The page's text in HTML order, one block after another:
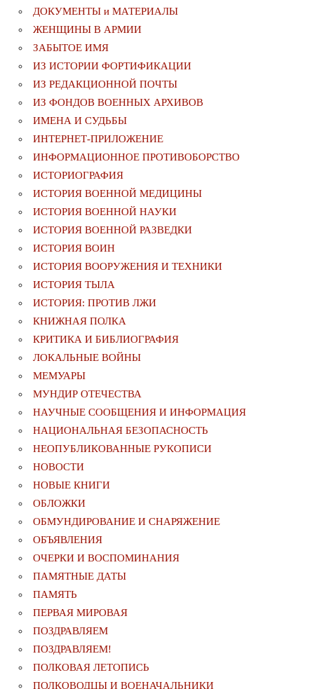
ДОКУМЕНТЫ и МАТЕРИАЛЫ
ЖЕНЩИНЫ В АРМИИ
ЗАБЫТОЕ ИМЯ
ИЗ ИСТОРИИ ФОРТИФИКАЦИИ
ИЗ РЕДАКЦИОННОЙ ПОЧТЫ
ИЗ ФОНДОВ ВОЕННЫХ АРХИВОВ
ИМЕНА И СУДЬБЫ
ИНТЕРНЕТ-ПРИЛОЖЕНИЕ
ИНФОРМАЦИОННОЕ ПРОТИВОБОРСТВО
ИСТОРИОГРАФИЯ
ИСТОРИЯ ВОЕННОЙ МЕДИЦИНЫ
ИСТОРИЯ ВОЕННОЙ НАУКИ
ИСТОРИЯ ВОЕННОЙ РАЗВЕДКИ
ИСТОРИЯ ВОИН
ИСТОРИЯ ВООРУЖЕНИЯ И ТЕХНИКИ
ИСТОРИЯ ТЫЛА
ИСТОРИЯ: ПРОТИВ ЛЖИ
КНИЖНАЯ ПОЛКА
КРИТИКА И БИБЛИОГРАФИЯ
ЛОКАЛЬНЫЕ ВОЙНЫ
МЕМУАРЫ
МУНДИР ОТЕЧЕСТВА
НАУЧНЫЕ СООБЩЕНИЯ И ИНФОРМАЦИЯ
НАЦИОНАЛЬНАЯ БЕЗОПАСНОСТЬ
НЕОПУБЛИКОВАННЫЕ РУКОПИСИ
НОВОСТИ
НОВЫЕ КНИГИ
ОБЛОЖКИ
ОБМУНДИРОВАНИЕ И СНАРЯЖЕНИЕ
ОБЪЯВЛЕНИЯ
ОЧЕРКИ И ВОСПОМИНАНИЯ
ПАМЯТНЫЕ ДАТЫ
ПАМЯТЬ
ПЕРВАЯ МИРОВАЯ
ПОЗДРАВЛЯЕМ
ПОЗДРАВЛЯЕМ!
ПОЛКОВАЯ ЛЕТОПИСЬ
ПОЛКОВОДЦЫ И ВОЕНАЧАЛЬНИКИ